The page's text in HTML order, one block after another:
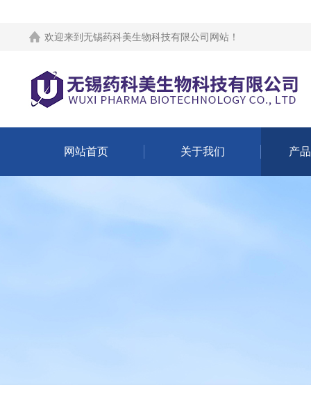
欢迎来到 无锡药科美生物科技有限公司网站 ！
网站首页 关于我们 产